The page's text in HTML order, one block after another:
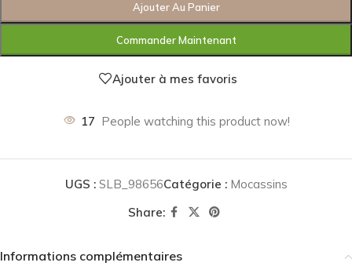
Ajouter Au Panier
Commander Maintenant
Ajouter à mes favoris
17 People watching this product now!
UGS : SLB_98656Catégorie : Mocassins
Share:
Informations complémentaires